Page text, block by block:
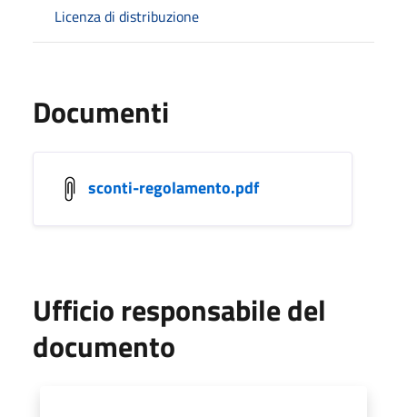
Licenza di distribuzione
Documenti
sconti-regolamento.pdf
Ufficio responsabile del
documento